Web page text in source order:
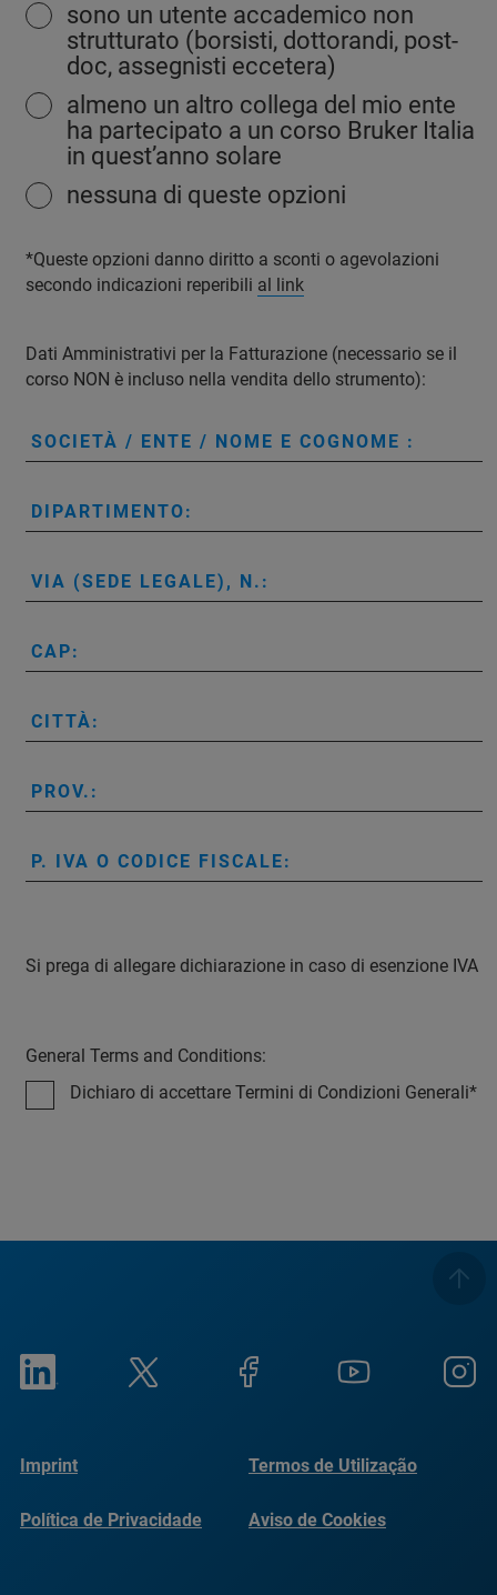
sono un utente accademico non
strutturato (borsisti, dottorandi, post-
doc, assegnisti eccetera)
almeno un altro collega del mio ente
ha partecipato a un corso Bruker Italia
in quest’anno solare
nessuna di queste opzioni
*Queste opzioni danno diritto a sconti o agevolazioni
secondo indicazioni reperibili al link
Dati Amministrativi per la Fatturazione (necessario se il
corso NON è incluso nella vendita dello strumento):
SOCIETÀ / ENTE / NOME E COGNOME :
DIPARTIMENTO:
VIA (SEDE LEGALE), N.:
CAP:
CITTÀ:
PROV.:
P. IVA O CODICE FISCALE:
Si prega di allegare dichiarazione in caso di esenzione IVA
General Terms and Conditions:
Dichiaro di accettare Termini di Condizioni Generali
Imprint Termos de Utilização
Política de Privacidade Aviso de Cookies